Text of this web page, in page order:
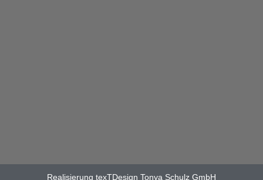
Realisierung texTDesign Tonya Schulz GmbH